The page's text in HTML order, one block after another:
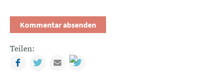
Teilen:
FacebookTwitterMail